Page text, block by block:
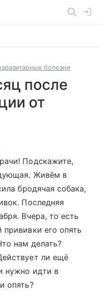
болезни
после
от
Подскажите,
Живём в
бродячая собака,
Последняя
Вчера, то есть
его опять
нам делать?
ли ещё
нужно идти в
опять?